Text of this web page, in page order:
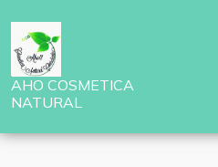
AHO COSMETICA
NATURAL